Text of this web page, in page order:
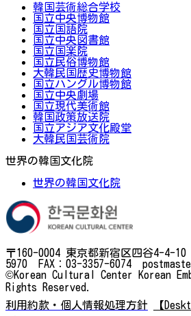
韓国芸術総合学校
国立中央博物館
国立国語院
国立中央図書館
国立国楽院
国立民俗博物館
大韓民国歴史博物館
国立ハングル博物館
国立中央劇場
国立現代美術館
韓国政策放送院
国立アジア文化殿堂
大韓民国芸術院
世界の韓国文化院
世界の韓国文化院
〒160-0004 東京都新宿区四谷4-4-
5970 FAX：03-3357-6074
©Korean Cultural Center Korean
Rights Reserved.
利用約款・個人情報処理方針
【